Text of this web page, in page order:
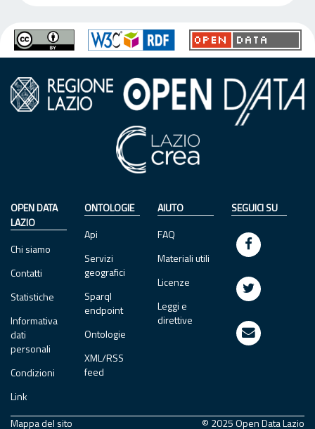
OPEN DATA
LAZIO
Chi siamo
Contatti
Statistiche
Informativa
dati
personali
Condizioni
Link
ONTOLOGIE
Api
Servizi
geografici
Sparql
endpoint
Ontologie
XML/RSS
feed
AIUTO
FAQ
Materiali utili
Licenze
Leggi e
direttive
SEGUICI SU
Mappa del sito © 2025 Open Data Lazio